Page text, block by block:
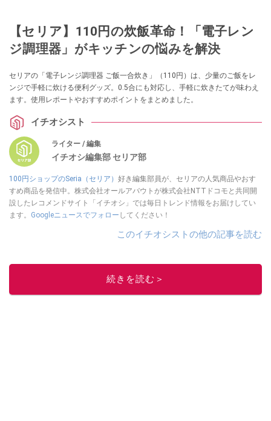
【セリア】110円の炊飯革命！「電子レン
ジ調理器」がキッチンの悩みを解決
セリアの「電子レンジ調理器 ご飯一合炊き」（110円）は、少量のご飯をレ
ンジで手軽に炊ける便利グッズ。0.5合にも対応し、手軽に炊きたてが味わえ
ます。使用レポートやおすすめポイントをまとめました。
イチオシスト
ライター / 編集
イチオシ編集部 セリア部
100円ショップのSeria（セリア） 好き編集部員が、セリアの人気商品やおす
すめ商品を発信中。株式会社オールアバウトが株式会社NTTドコモと共同開
設したレコメンドサイト「イチオシ」では毎日トレンド情報をお届けしてい
ます。 Googleニュースでフォロー してください！
このイチオシストの他の記事を読む
続きを読む＞